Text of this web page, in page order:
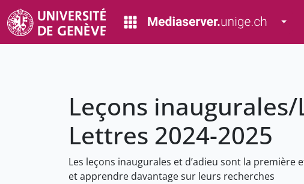
Leçons
Lettres 2024-2025
Les leçons inaugurales et d’adieu sont la première
et apprendre davantage sur leurs recherches